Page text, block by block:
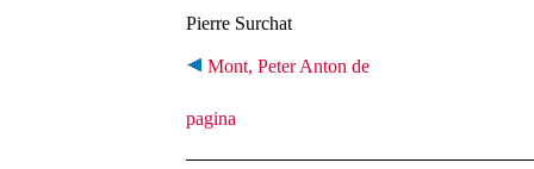
Pierre Surchat
Mont, Peter Anton de